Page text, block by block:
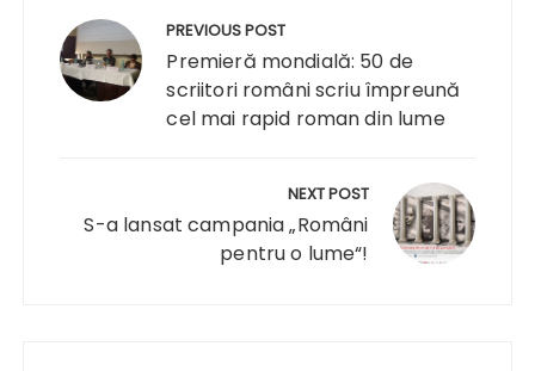
articole
PREVIOUS POST
Premieră mondială: 50 de
scriitori români scriu împreună
cel mai rapid roman din lume
NEXT POST
S-a lansat campania „Români
pentru o lume“!